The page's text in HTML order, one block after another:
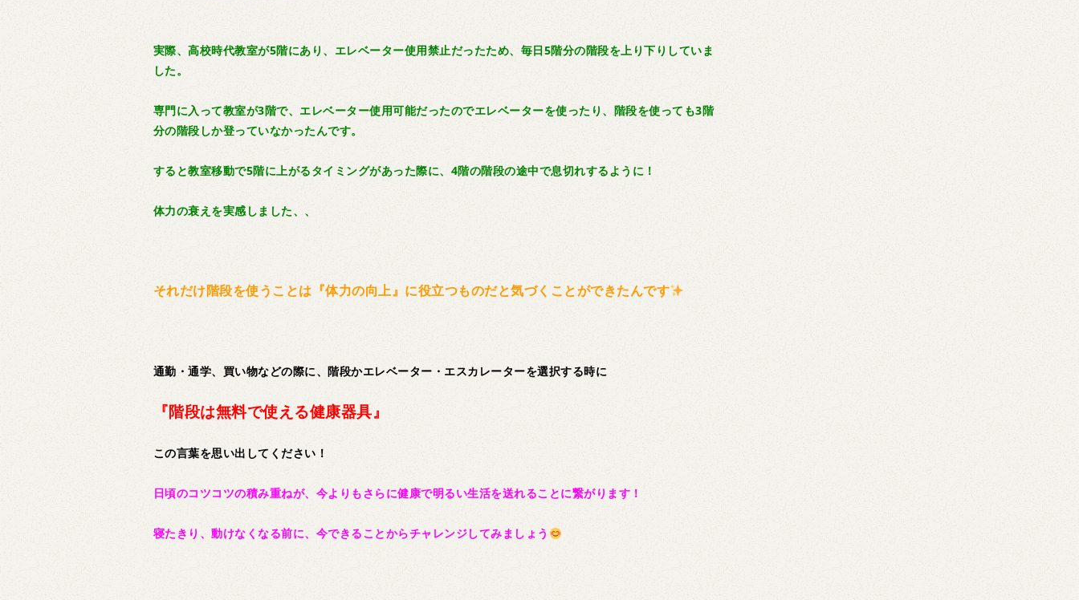
実際、高校時代教室が5階にあり、エレベーター使用禁止だったため、毎日5階分の階段を上り下りしていま
した。
専門に入って教室が3階で、エレベーター使用可能だったのでエレベーターを使ったり、階段を使っても3階
分の階段しか登っていなかったんです。
すると教室移動で5階に上がるタイミングがあった際に、4階の階段の途中で息切れするように！
体力の衰えを実感しました、、
それだけ階段を使うことは『体力の向上』に役立つものだと気づくことができたんです
通勤・通学、買い物などの際に、階段かエレベーター・エスカレーターを選択する時に
『階段は無料で使える健康器具』
この言葉を思い出してください！
日頃のコツコツの積み重ねが、今よりもさらに健康で明るい生活を送れることに繋がります！
寝たきり、動けなくなる前に、今できることからチャレンジしてみましょう